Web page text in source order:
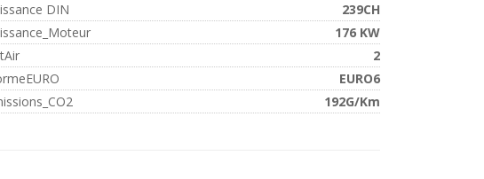
DIN
239CH
176 KW
2
EURO6
192G/Km